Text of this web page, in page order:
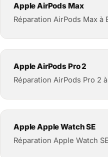
Apple AirPods Max
Réparation AirPods Max
Apple AirPods Pro 2
Réparation AirPods Pro 2
Apple Apple Watch SE
Réparation Apple Watch